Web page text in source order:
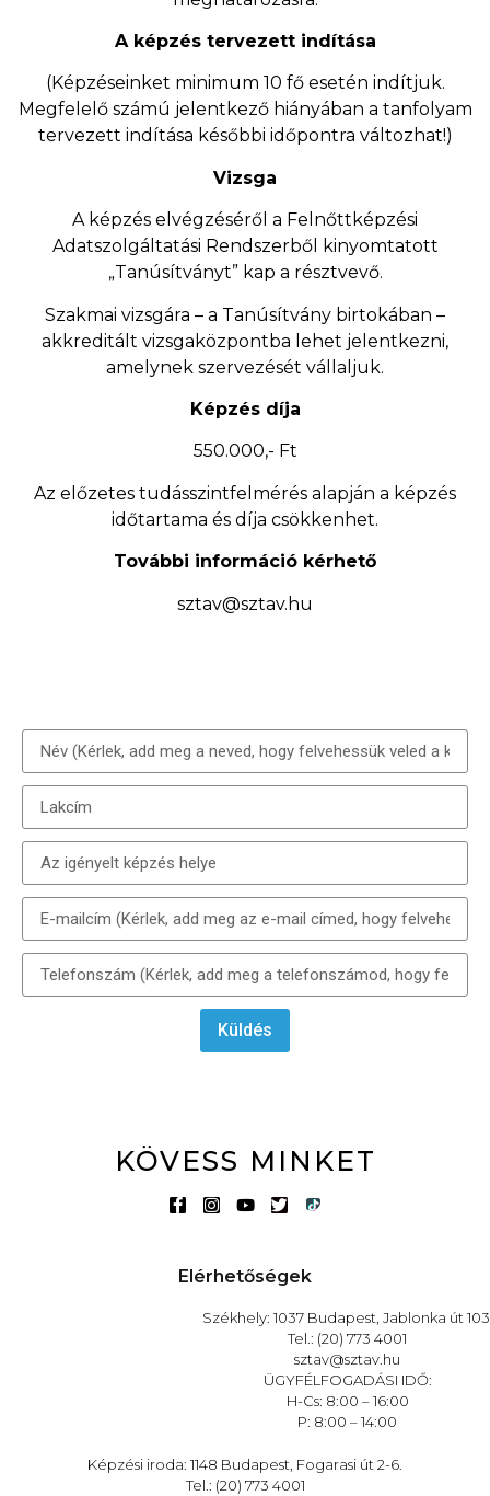
A képzés tervezett indítása
(Képzéseinket minimum 10 fő esetén indítjuk.
Megfelelő számú jelentkező hiányában a tanfolyam
tervezett indítása későbbi időpontra változhat!)
Vizsga
A képzés elvégzéséről a Felnőttképzési
Adatszolgáltatási Rendszerből kinyomtatott
„Tanúsítványt” kap a résztvevő.
Szakmai vizsgára – a Tanúsítvány birtokában –
akkreditált vizsgaközpontba lehet jelentkezni,
amelynek szervezését vállaljuk.
Képzés díja
550.000,- Ft
Az előzetes tudásszintfelmérés alapján a képzés
időtartama és díja csökkenhet.
További információ kérhető
sztav@sztav.hu
Küldés
KÖVESS MINKET
Elérhetőségek
Székhely: 1037 Budapest, Jablonka út
Tel.: (20) 773 4001
sztav@sztav.hu
ÜGYFÉLFOGADÁSI IDŐ:
H-Cs: 8:00 – 16:00
P: 8:00 – 14:00
Képzési iroda: 1148 Budapest, Fogarasi út 2-6.
Tel.: (20) 773 4001